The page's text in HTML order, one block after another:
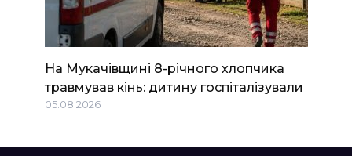
На Мукачівщині 8-річного хлопчика
травмував кінь: дитину госпіталізували
05.08.2026